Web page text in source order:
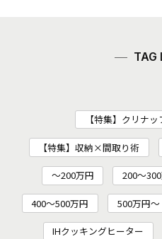
TAG
【特集】クリナ
【特集】収納×間取り術
～200万円 200〜
400～500万円 500万円～
IHクッキングヒーター